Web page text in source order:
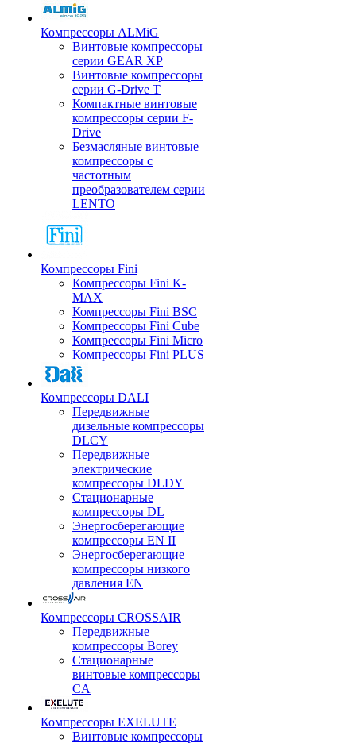
Компрессоры ALMiG
Винтовые компрессоры
серии GEAR XP
Винтовые компрессоры
серии G-Drive T
Компактные винтовые
компрессоры серии F-
Drive
Безмасляные винтовые
компрессоры с
частотным
преобразователем серии
LENTO
Компрессоры Fini
Компрессоры Fini K-
MAX
Компрессоры Fini BSC
Компрессоры Fini Cube
Компрессоры Fini Micro
Компрессоры Fini PLUS
Компрессоры DALI
Передвижные
дизельные компрессоры
DLCY
Передвижные
электрические
компрессоры DLDY
Стационарные
компрессоры DL
Энергосберегающие
компрессоры EN II
Энергосберегающие
компрессоры низкого
давления EN
Компрессоры CROSSAIR
Передвижные
компрессоры Borey
Стационарные
винтовые компрессоры
CA
Компрессоры EXELUTE
Винтовые компрессоры